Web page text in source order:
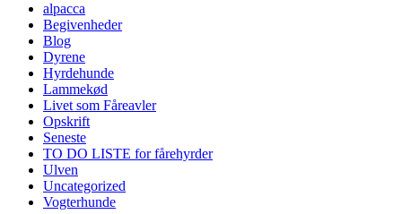
alpacca
Begivenheder
Blog
Dyrene
Hyrdehunde
Lammekød
Livet som Fåreavler
Opskrift
Seneste
TO DO LISTE for fårehyrder
Ulven
Uncategorized
Vogterhunde